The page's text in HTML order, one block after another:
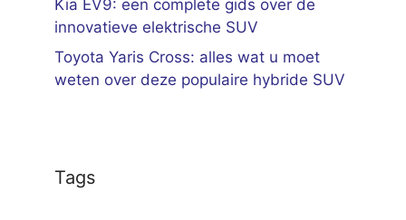
Kia EV9: een complete gids over de
innovatieve elektrische SUV
Toyota Yaris Cross: alles wat u moet
weten over deze populaire hybride SUV
Tags